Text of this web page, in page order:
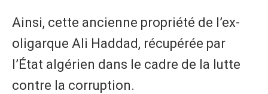
Ainsi, cette ancienne propriété de l’ex-
oligarque Ali Haddad, récupérée par
l’État algérien dans le cadre de la lutte
contre la corruption.